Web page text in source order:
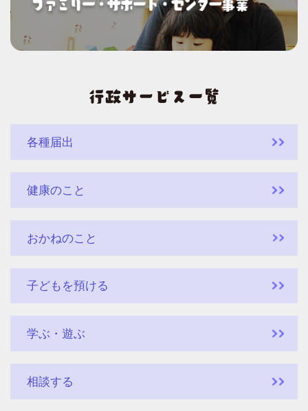
各種届出
健康のこと
おかねのこと
子どもを預ける
学ぶ・遊ぶ
相談する